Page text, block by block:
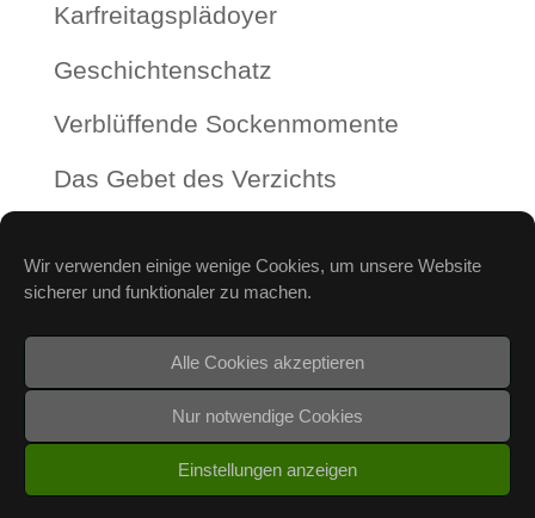
Wir verwenden einige wenige Cookies, um unsere Website
sicherer und funktionaler zu machen.
Alle Cookies akzeptieren
Nur notwendige Cookies
Einstellungen anzeigen
Karfreitagsplädoyer
Geschichtenschatz
Verblüffende Sockenmomente
Das Gebet des Verzichts
Frühere
Beiträge
Kirche Sülze |Impressum und Datenschutz